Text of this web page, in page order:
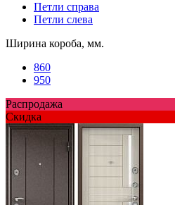
Петли справа
Петли слева
Ширина короба, мм.
860
950
Распродажа
Скидка